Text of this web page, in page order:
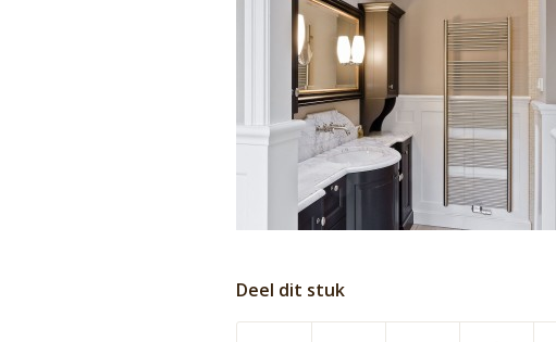
Deel dit stuk